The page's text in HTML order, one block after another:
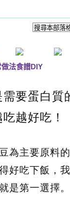
法食譜DIY
要蛋白
越好吃！
為主要原料
好吃下飯，
是第一選擇。